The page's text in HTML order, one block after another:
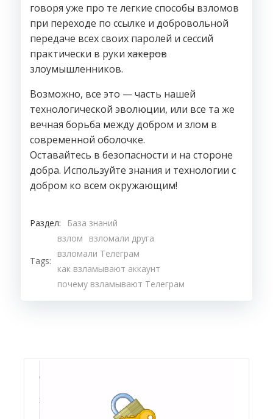
говоря уже про те легкие способы взломов
при переходе по ссылке и добровольной
передаче всех своих паролей и сессий
практически в руки хакеров
злоумышленников.
Возможно, все это — часть нашей
технологической эволюции, или все та же
вечная борьба между добром и злом в
современной оболочке.
Оставайтесь в безопасности и на стороне
добра. Используйте знания и технологии с
добром ко всем окружающим!
Раздел: База знаний
Tags:
взлом
взломали друга
взломали Телеграм
как взламывают аккаунт
почему взламывают Телеграм